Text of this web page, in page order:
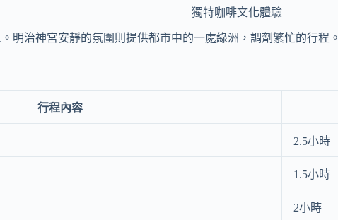
獨特咖啡文化體驗
明治神宮安靜的氛圍則提供都市中的一處綠洲，調劑繁忙的行程。
行程內容
2.5小時
1.5小時
2小時